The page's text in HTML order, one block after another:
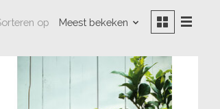
op Meest bekeken